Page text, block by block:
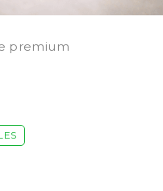
premium